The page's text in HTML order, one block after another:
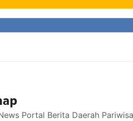
Portal Berita Daerah